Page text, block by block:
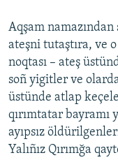
Aqşam
ateşni tutaştıra, ve
noqtası – ateş
soñ yigitler ve
üstünde atlap
qırımtatar bayramı
ayıpsız
Yalıñız Qırımğa